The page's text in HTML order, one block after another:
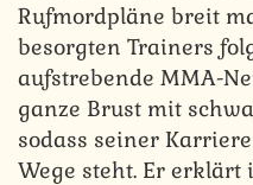
Rufmordpläne breit
besorgten Trainers
aufstrebende MMA-
ganze Brust mit
sodass seiner
Wege steht. Er